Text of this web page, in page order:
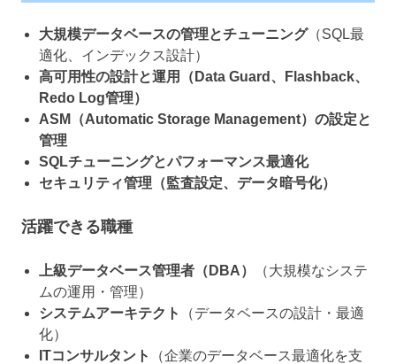
大規模データベースの管理とチューニング（SQL最
適化、インデックス設計）
高可用性の設計と運用（Data Guard、Flashback、
Redo Log管理）
ASM（Automatic Storage Management）の設定と
管理
SQLチューニングとパフォーマンス最適化
セキュリティ管理（監査設定、データ暗号化）
活躍できる職種
上級データベース管理者（DBA）
（大規模なシステ
ムの運用・管理）
システムアーキテクト
（データベースの設計・最適
化）
ITコンサルタント
（企業のデータベース最適化を支